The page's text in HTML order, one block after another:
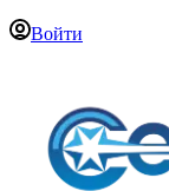
Войти